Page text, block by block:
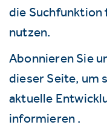
die Suchfunktion
nutzen.
Abonnieren Sie
dieser Seite, um
aktuelle
informieren .